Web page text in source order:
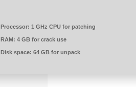
Processor: 1 GHz CPU for patching
RAM: 4 GB for crack use
Disk space: 64 GB for unpack